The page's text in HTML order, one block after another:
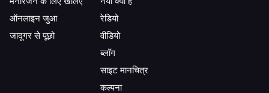
ऑनलाइन जुआ
जादूगर से पूछो
रेडियो
वीडियो
ब्लॉग
साइट मानचित्र
कल्पना